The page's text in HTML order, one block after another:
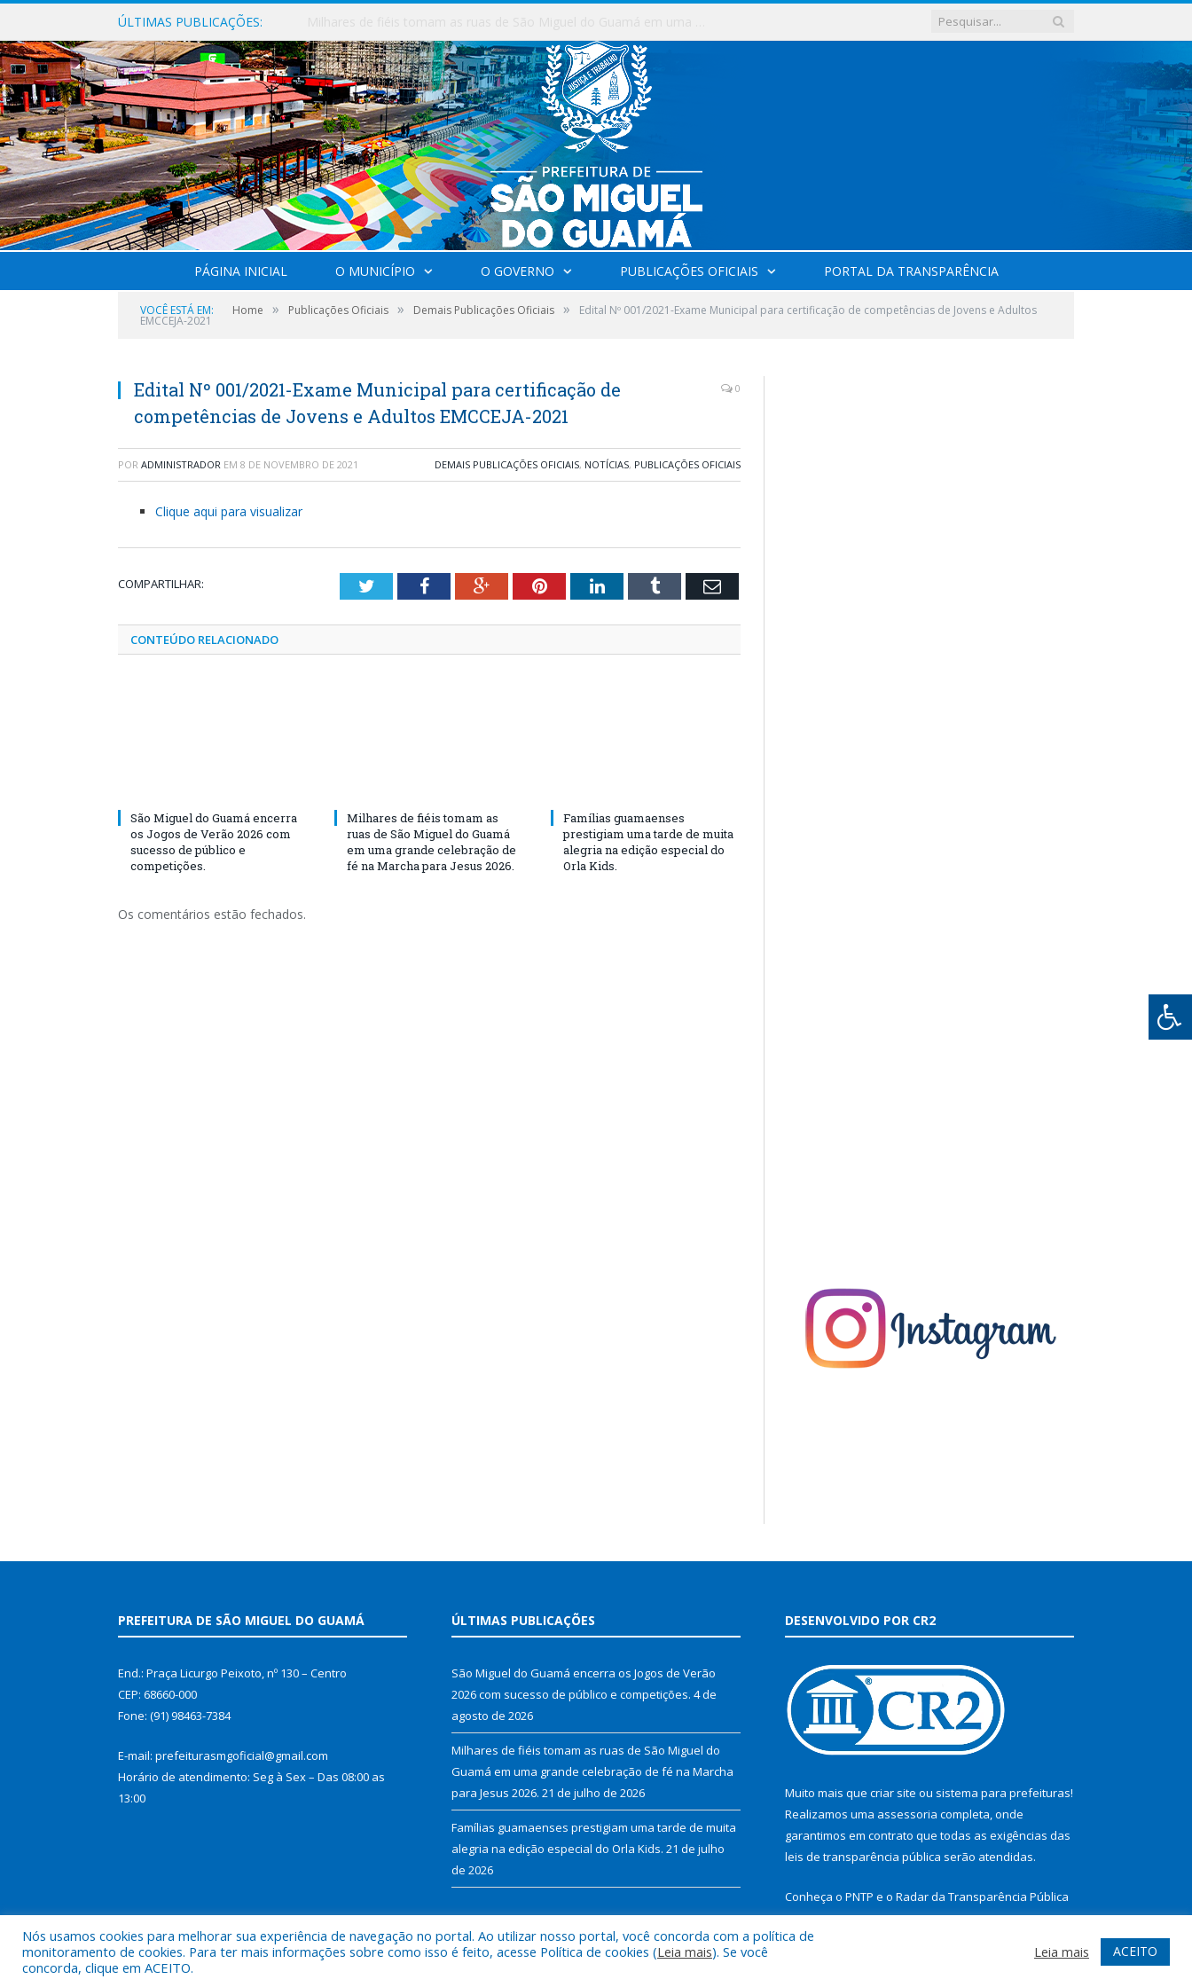
ÚLTIMAS PUBLICAÇÕES:
PÁGINA INICIAL O MUNICÍPIO O GOVERNO PUBLICAÇÕES OFICIAIS PORTAL DA TRANSPARÊNCIA
VOCÊ ESTÁ EM: Home » Publicações Oficiais » Demais Publicações Oficiais » Edital Nº 001/2021-Exame Municipal para certificação de competências de Jovens e Adultos
EMCCEJA-2021
Edital Nº 001/2021-Exame Municipal para certificação de
competências de Jovens e Adultos EMCCEJA-2021
0
POR ADMINISTRADOR EM 8 DE NOVEMBRO DE 2021 DEMAIS PUBLICAÇÕES OFICIAIS, NOTÍCIAS, PUBLICAÇÕES OFICIAIS
Clique aqui para visualizar
COMPARTILHAR: TwitterFacebookGoogle+PinterestLinkedInTumblr Email
CONTEÚDO RELACIONADO
São Miguel do Guamá encerra
os Jogos de Verão 2026 com
sucesso de público e
competições.
Milhares de fiéis tomam as
ruas de São Miguel do Guamá
em uma grande celebração de
fé na Marcha para Jesus 2026.
Famílias guamaenses
prestigiam uma tarde de muita
alegria na edição especial do
Orla Kids.
Os comentários estão fechados.
PREFEITURA DE SÃO MIGUEL DO GUAMÁ
End.: Praça Licurgo Peixoto, nº 130 – Centro
CEP: 68660-000
Fone: (91) 98463-7384
E-mail: prefeiturasmgoficial@gmail.com
Horário de atendimento: Seg à Sex – Das 08:00 as
13:00
ÚLTIMAS PUBLICAÇÕES
São Miguel do Guamá encerra os Jogos de Verão
2026 com sucesso de público e competições. 4 de
agosto de 2026
Milhares de fiéis tomam as ruas de São Miguel do
Guamá em uma grande celebração de fé na Marcha
para Jesus 2026. 21 de julho de 2026
Famílias guamaenses prestigiam uma tarde de muita
alegria na edição especial do Orla Kids. 21 de julho
de 2026
DESENVOLVIDO POR CR2
Muito mais que criar site ou sistema para prefeituras!
Realizamos uma assessoria completa, onde
garantimos em contrato que todas as exigências das
leis de transparência pública serão atendidas.
Conheça o PNTP e o Radar da Transparência Pública
Nós usamos cookies para melhorar sua experiência de navegação no portal. Ao utilizar nosso portal, você concorda com a política de
monitoramento de cookies. Para ter mais informações sobre como isso é feito, acesse Política de cookies (Leia mais). Se você
concorda, clique em ACEITO.
Leia mais ACEITO